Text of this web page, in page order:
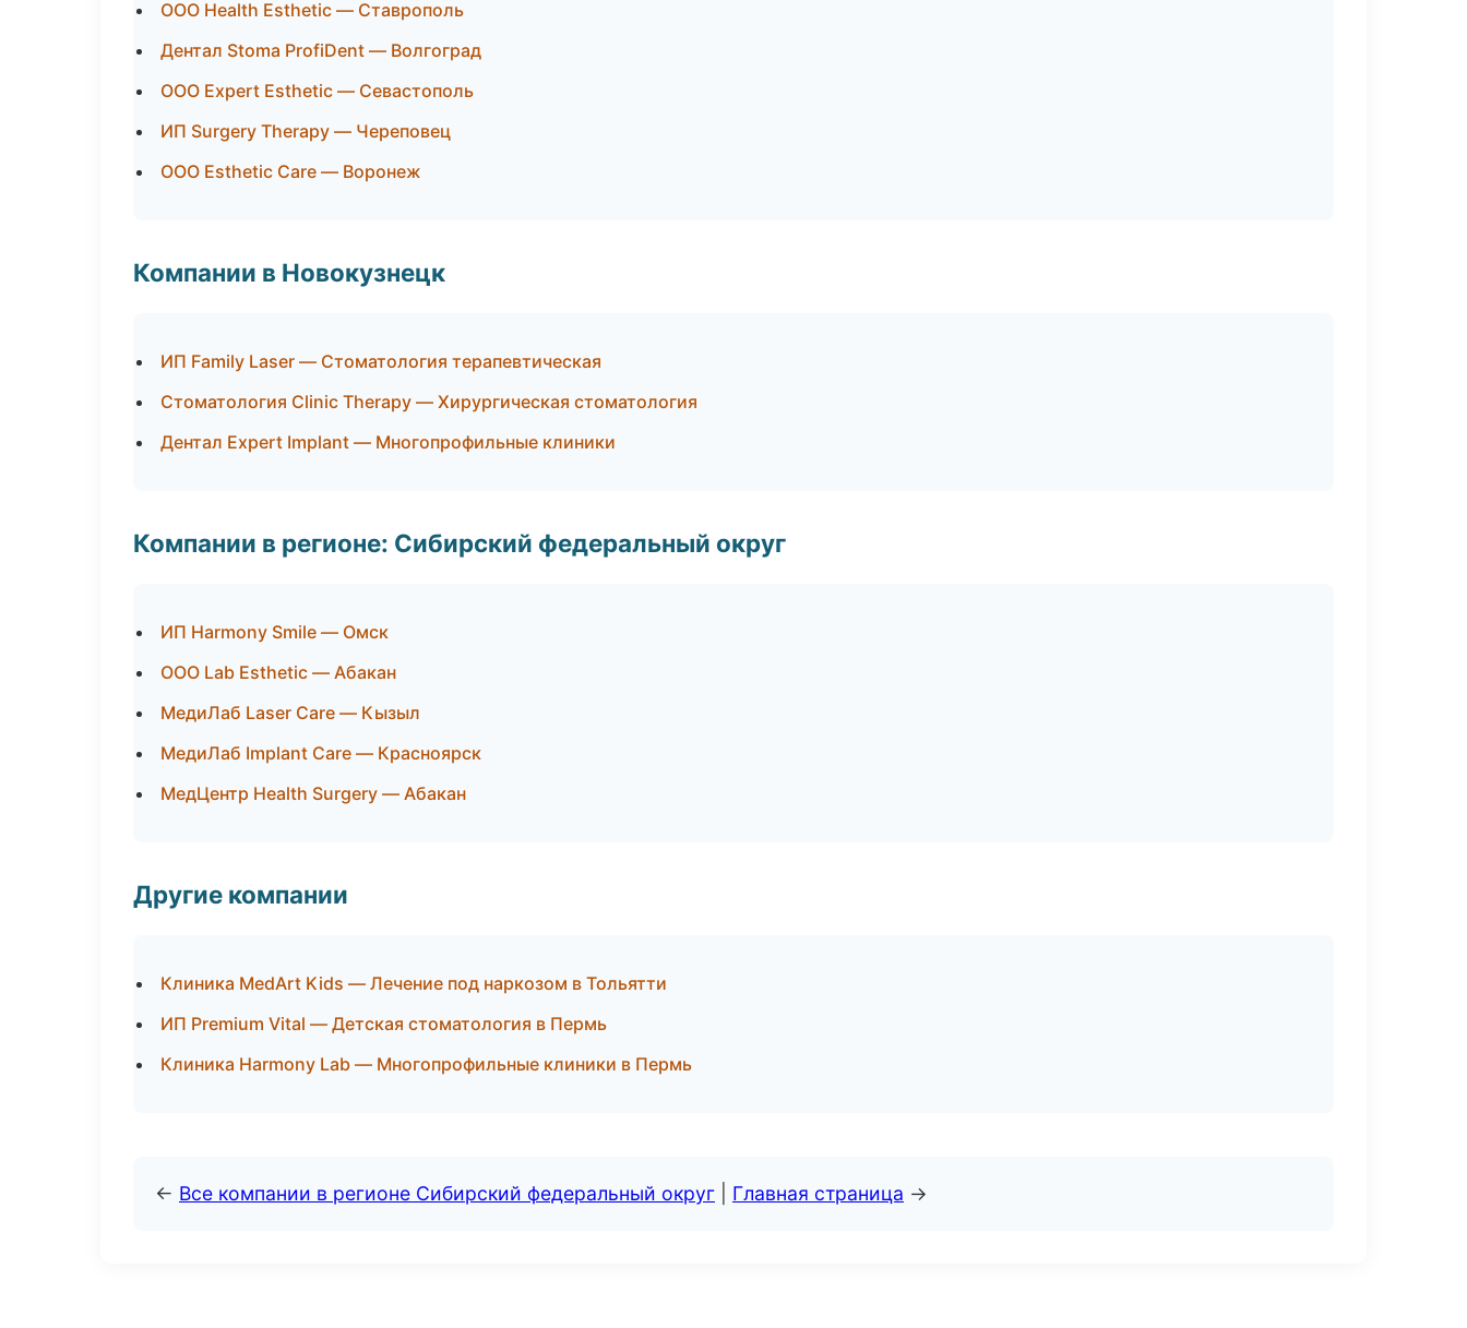
ООО Health Esthetic — Ставрополь
Дентал Stoma ProfiDent — Волгоград
ООО Expert Esthetic — Севастополь
ИП Surgery Therapy — Череповец
ООО Esthetic Care — Воронеж
Компании в Новокузнецк
ИП Family Laser — Стоматология терапевтическая
Стоматология Clinic Therapy — Хирургическая стоматология
Дентал Expert Implant — Многопрофильные клиники
Компании в регионе: Сибирский федеральный округ
ИП Harmony Smile — Омск
ООО Lab Esthetic — Абакан
МедиЛаб Laser Care — Кызыл
МедиЛаб Implant Care — Красноярск
МедЦентр Health Surgery — Абакан
Другие компании
Клиника MedArt Kids — Лечение под наркозом в Тольятти
ИП Premium Vital — Детская стоматология в Пермь
Клиника Harmony Lab — Многопрофильные клиники в Пермь
← Все компании в регионе Сибирский федеральный округ Главная страница →